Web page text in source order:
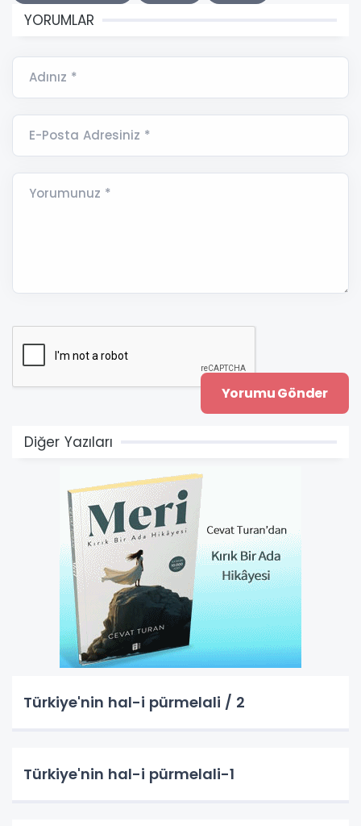
YORUMLAR
Adınız *
E-Posta Adresiniz *
Yorumunuz *
Diğer Yazıları
Türkiye'nin hal-i pürmelali / 2
Türkiye'nin hal-i pürmelali-1